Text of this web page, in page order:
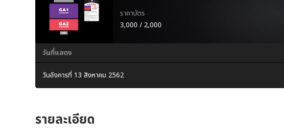
ราคาบัตร
3,000 / 2,000
วันที่แสดง
วันอังคารที่ 13 สิงหาคม 2562
รายละเอียด